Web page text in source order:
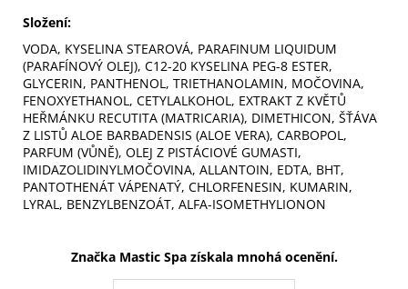
Složení:
VODA, KYSELINA STEAROVÁ, PARAFINUM LIQUIDUM
(PARAFÍNOVÝ OLEJ), C12-20 KYSELINA PEG-8 ESTER,
GLYCERIN, PANTHENOL, TRIETHANOLAMIN, MOČOVINA,
FENOXYETHANOL, CETYLALKOHOL, EXTRAKT Z KVĚTŮ
HEŘMÁNKU RECUTITA (MATRICARIA), DIMETHICON, ŠŤÁVA
Z LISTŮ ALOE BARBADENSIS (ALOE VERA), CARBOPOL,
PARFUM (VŮNĚ), OLEJ Z PISTÁCIOVÉ GUMASTI,
IMIDAZOLIDINYLMOČOVINA, ALLANTOIN, EDTA, BHT,
PANTOTHENÁT VÁPENATÝ, CHLORFENESIN, KUMARIN,
LYRAL, BENZYLBENZOÁT, ALFA-ISOMETHYLIONON
Značka Mastic Spa získala mnohá ocenění.